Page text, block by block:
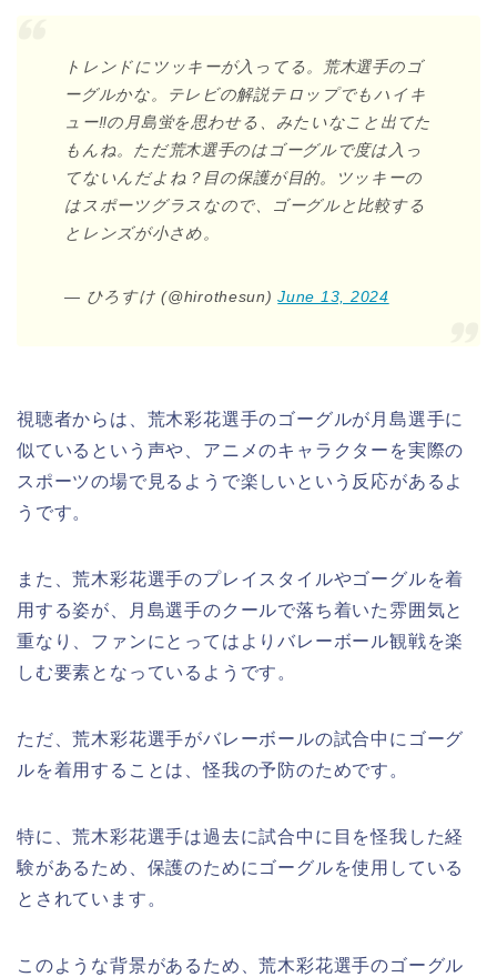
トレンドにツッキーが入ってる。荒木選手のゴ
ーグルかな。テレビの解説テロップでもハイキ
ュー‼︎の月島蛍を思わせる、みたいなこと出てた
もんね。ただ荒木選手のはゴーグルで度は入っ
てないんだよね？目の保護が目的。ツッキーの
はスポーツグラスなので、ゴーグルと比較する
とレンズが小さめ。
— ひろすけ (@hirothesun)June 13, 2024
視聴者からは、荒木彩花選手のゴーグルが月島選手に
似ているという声や、アニメのキャラクターを実際の
スポーツの場で見るようで楽しいという反応があるよ
うです。
また、荒木彩花選手のプレイスタイルやゴーグルを着
用する姿が、月島選手のクールで落ち着いた雰囲気と
重なり、ファンにとってはよりバレーボール観戦を楽
しむ要素となっているようです。
ただ、荒木彩花選手がバレーボールの試合中にゴーグ
ルを着用することは、怪我の予防のためです。
特に、荒木彩花選手は過去に試合中に目を怪我した経
験があるため、保護のためにゴーグルを使用している
とされています。
このような背景があるため、荒木彩花選手のゴーグル